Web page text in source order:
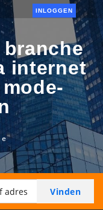
INLOGGEN
internet